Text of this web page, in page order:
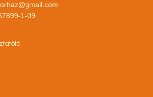
1-09
tó